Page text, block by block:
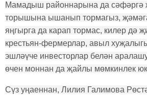
Мамадыш районнарына да сәфәргә
торышына ышанып тормагыз,
яңгырга да карап тормас, килер дә
крестьян-фермерлар, авыл
эшләүче инвесторлар белән
өчен моннан да җайлы мөмкинлек
Сүз уңаеннан, Лилия Галимова